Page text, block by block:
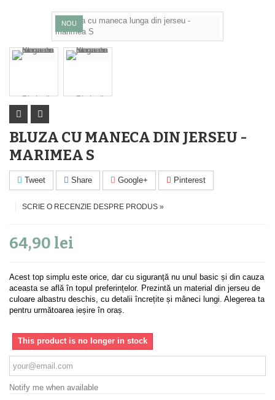
NOU
BLUZA CU MANECA DIN JERSEU -
MARIMEA S
Tweet Share Google+ Pinterest
SCRIE O RECENZIE DESPRE PRODUS »
64,90 lei
Acest top simplu este orice, dar cu siguranță nu unul basic și din cauza
aceasta se află în topul preferințelor. Prezintă un material din jerseu de
culoare albastru deschis, cu detalii încrețite și mâneci lungi. Alegerea ta
pentru următoarea ieșire în oraș.
This product is no longer in stock
Notify me when available